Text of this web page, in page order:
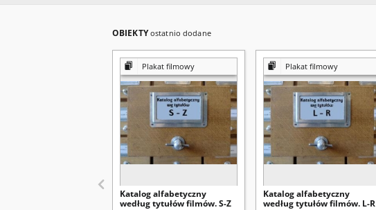
OBIEKTYostatnio dodane
Plakat filmowy
Katalog alfabetyczny
według tytułów filmów. S-Z
Plakat filmowy
Katalog alfabetyczny
według tytułów filmów. L-R